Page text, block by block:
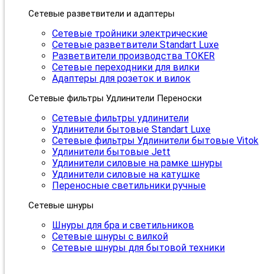
Сетевые разветвители и адаптеры
Сетевые тройники электрические
Сетевые разветвители Standart Luxe
Разветвители производства TOKER
Сетевые переходники для вилки
Адаптеры для розеток и вилок
Сетевые фильтры Удлинители Переноски
Сетевые фильтры удлинители
Удлинители бытовые Standart Luxe
Сетевые фильтры Удлинители бытовые Vitok
Удлинители бытовые Jett
Удлинители силовые на рамке шнуры
Удлинители силовые на катушке
Переносные светильники ручные
Сетевые шнуры
Шнуры для бра и светильников
Сетевые шнуры с вилкой
Сетевые шнуры для бытовой техники